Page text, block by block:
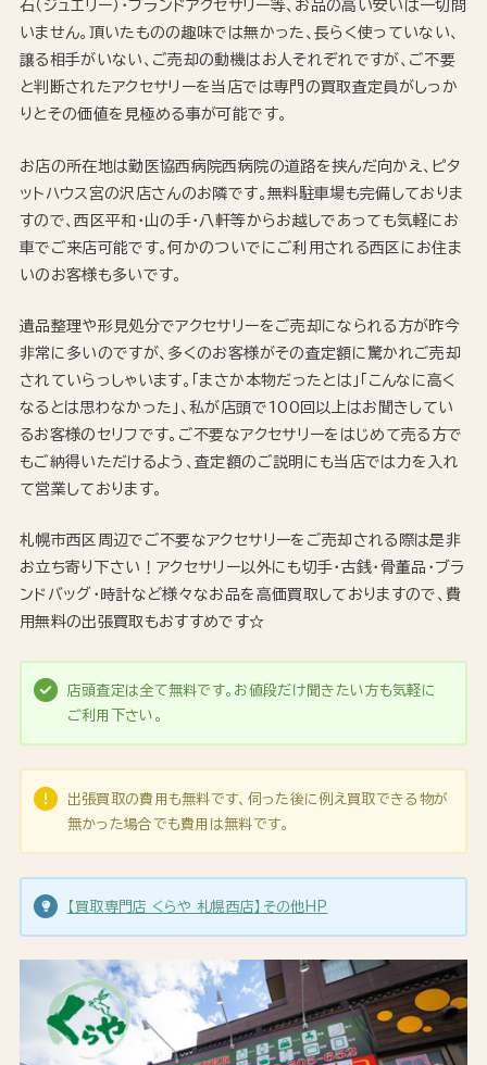
石（ジュエリー）・ブランドアクセサリー等、お品の高い安いは一切問
いません。頂いたものの趣味では無かった、長らく使っていない、
譲る相手がいない、ご売却の動機はお人それぞれですが、ご不要
と判断されたアクセサリーを当店では専門の買取査定員がしっか
りとその価値を見極める事が可能です。
お店の所在地は勤医協西病院西病院の道路を挟んだ向かえ、ピタ
ットハウス宮の沢店さんのお隣です。無料駐車場も完備しておりま
すので、西区平和・山の手・八軒等からお越しであっても気軽にお
車でご来店可能です。何かのついでにご利用される西区にお住ま
いのお客様も多いです。
遺品整理や形見処分でアクセサリーをご売却になられる方が昨今
非常に多いのですが、多くのお客様がその査定額に驚かれご売却
されていらっしゃいます。「まさか本物だったとは」「こんなに高く
なるとは思わなかった」、私が店頭で100回以上はお聞きしてい
るお客様のセリフです。ご不要なアクセサリーをはじめて売る方で
もご納得いただけるよう、査定額のご説明にも当店では力を入れ
て営業しております。
札幌市西区周辺でご不要なアクセサリーをご売却される際は是非
お立ち寄り下さい！アクセサリー以外にも切手・古銭・骨董品・ブラ
ンドバッグ・時計など様々なお品を高価買取しておりますので、費
用無料の出張買取もおすすめです☆
店頭査定は全て無料です。お値段だけ聞きたい方も気軽に
ご利用下さい。
出張買取の費用も無料です、伺った後に例え買取できる物が
無かった場合でも費用は無料です。
【買取専門店 くらや 札幌西店】その他HP